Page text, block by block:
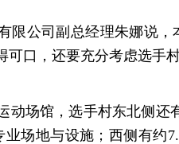
限公司副总经理朱娜说，
可口，还要充分考虑选手
场馆，选手村东北侧还
业场地与设施；西侧有约